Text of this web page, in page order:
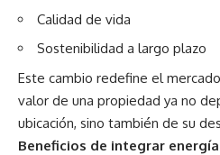
Calidad de vida
Sostenibilidad a largo plazo
Este cambio redefine el
valor de una propiedad ya no
ubicación, sino también de su
Beneficios de integrar